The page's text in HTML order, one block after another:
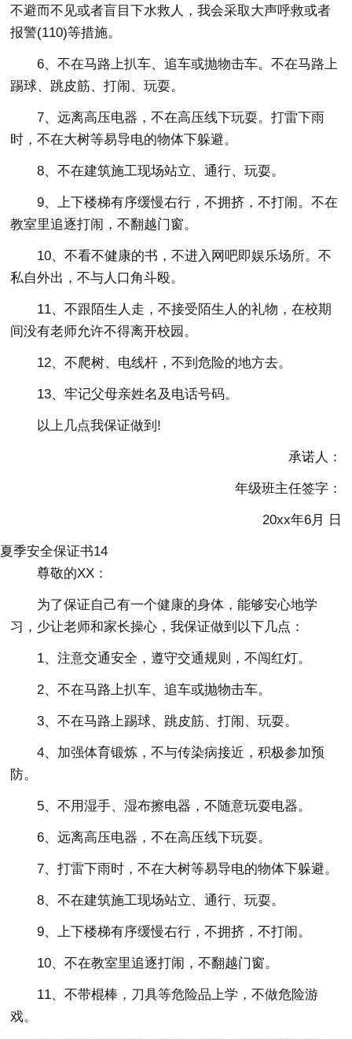
不避而不见或者盲目下水救人，我会采取大声呼救或者
报警(110)等措施。
6、不在马路上扒车、追车或抛物击车。不在马路上
踢球、跳皮筋、打闹、玩耍。
7、远离高压电器，不在高压线下玩耍。打雷下雨
时，不在大树等易导电的物体下躲避。
8、不在建筑施工现场站立、通行、玩耍。
9、上下楼梯有序缓慢右行，不拥挤，不打闹。不在
教室里追逐打闹，不翻越门窗。
10、不看不健康的书，不进入网吧即娱乐场所。不
私自外出，不与人口角斗殴。
11、不跟陌生人走，不接受陌生人的礼物，在校期
间没有老师允许不得离开校园。
12、不爬树、电线杆，不到危险的地方去。
13、牢记父母亲姓名及电话号码。
以上几点我保证做到!
承诺人：
年级班主任签字：
20xx年6月 日
夏季安全保证书14
尊敬的XX：
为了保证自己有一个健康的身体，能够安心地学
习，少让老师和家长操心，我保证做到以下几点：
1、注意交通安全，遵守交通规则，不闯红灯。
2、不在马路上扒车、追车或抛物击车。
3、不在马路上踢球、跳皮筋、打闹、玩耍。
4、加强体育锻炼，不与传染病接近，积极参加预
防。
5、不用湿手、湿布擦电器，不随意玩耍电器。
6、远离高压电器，不在高压线下玩耍。
7、打雷下雨时，不在大树等易导电的物体下躲避。
8、不在建筑施工现场站立、通行、玩耍。
9、上下楼梯有序缓慢右行，不拥挤，不打闹。
10、不在教室里追逐打闹，不翻越门窗。
11、不带棍棒，刀具等危险品上学，不做危险游
戏。